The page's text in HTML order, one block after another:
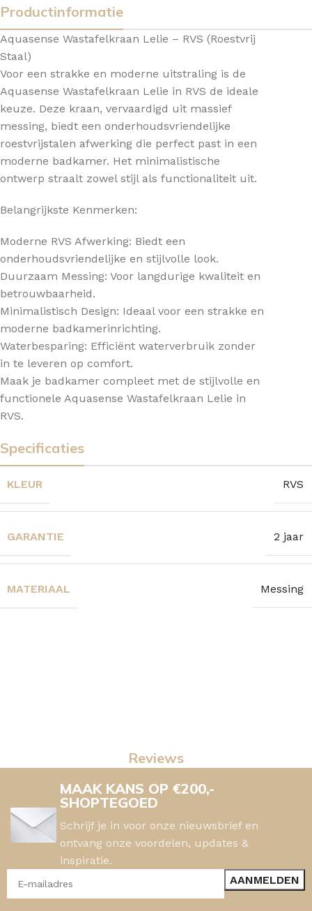
Productinformatie
Aquasense Wastafelkraan Lelie – RVS (Roestvrij
Staal)
Voor een strakke en moderne uitstraling is de
Aquasense Wastafelkraan Lelie in RVS de ideale
keuze. Deze kraan, vervaardigd uit massief
messing, biedt een onderhoudsvriendelijke
roestvrijstalen afwerking die perfect past in een
moderne badkamer. Het minimalistische
ontwerp straalt zowel stijl als functionaliteit uit.
Belangrijkste Kenmerken:
Moderne RVS Afwerking: Biedt een
onderhoudsvriendelijke en stijlvolle look.
Duurzaam Messing: Voor langdurige kwaliteit en
betrouwbaarheid.
Minimalistisch Design: Ideaal voor een strakke en
moderne badkamerinrichting.
Waterbesparing: Efficiënt waterverbruik zonder
in te leveren op comfort.
Maak je badkamer compleet met de stijlvolle en
functionele Aquasense Wastafelkraan Lelie in
RVS.
Specificaties
KLEUR RVS
GARANTIE 2 jaar
MATERIAAL Messing
Reviews
MAAK KANS OP €200,-
SHOPTEGOED
Schrijf je in voor onze nieuwsbrief en
ontvang onze voordelen, updates &
inspiratie.